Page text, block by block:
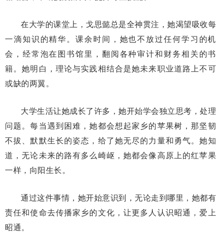
在大学的课堂上，戈思懿总是全神贯注，她渴望吸收每
一滴知识的精华。课余时间，她也不放过任何学习的机
会，经常泡在图书馆里，翻阅各种审计和财务相关的书
籍。她明白，理论与实践相结合是她未来职业道路上不可
或缺的两翼。
大学生活让她成长了许多，她开始学会独立思考，处理
问题。每当遇到困难，她都会想起家乡的苹果树，那坚韧
不拔、默默生长的姿态，给了她无尽的力量和勇气。她知
道，无论未来的路有多么崎岖，她都会像高原上的红苹果
一样，向阳生长。
通过这件事情，她开始意识到，无论走到哪里，她都有
责任和使命去传播家乡的文化，让更多人认识昭通，爱上
昭通。